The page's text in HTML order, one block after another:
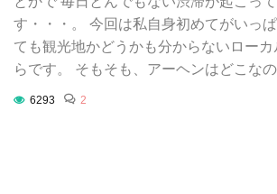
す・・・。 今回は私自身初めてがいっ
ても観光地かどうかも分からないロー
らです。 そもそも、アーヘンはどこ
6293 2